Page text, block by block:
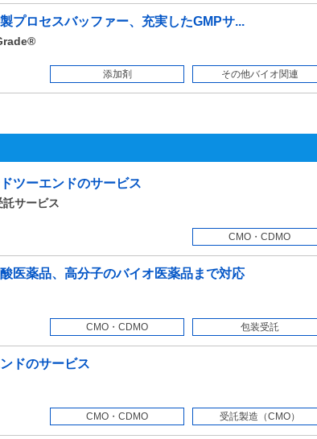
プロセスバッファー、充実したGMPサ...
添加剤
その他バイオ関連
ツーエンドのサービス
託サービス
CMO・CDMO
医薬品、高分子のバイオ医薬品まで対応
CMO・CDMO
包装受託
ドのサービス
CMO・CDMO
受託製造（CMO）